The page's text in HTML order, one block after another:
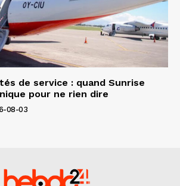
de service : quand Sunrise
pour ne rien dire
08-03